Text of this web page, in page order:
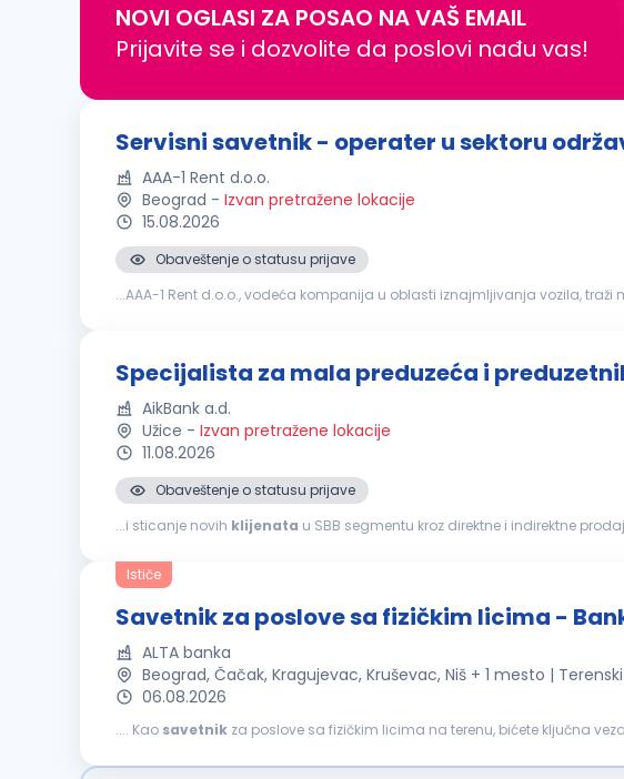
NOVI OGLASI ZA POSAO NA VAŠ EMAIL
Prijavite se i dozvolite da poslovi nađu vas!
Servisni savetnik - operater u sektoru
AAA-1 Rent d.o.o.
Beograd - Izvan pretražene lokacije
15.08.2026
Obaveštenje o statusu prijave
...AAA-1 Rent d.o.o., vodeća kompanija u oblasti iznajmljivanja vozila,
Specijalista za mala preduzeća i
AikBank a.d.
Užice - Izvan pretražene lokacije
11.08.2026
Obaveštenje o statusu prijave
...i sticanje novih klijenata u SBB segmentu kroz direktne i indirektne
Ističe
Savetnik za poslove sa fizičkim licima -
ALTA banka
Beograd, Čačak, Kragujevac, Kruševac, Niš + 1 mesto |
06.08.2026
.... Kao savetnik za poslove sa fizičkim licima na terenu, bićete ključna